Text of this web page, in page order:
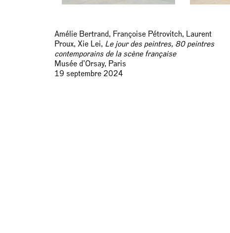
Amélie Bertrand, Françoise Pétrovitch, Laurent
Proux, Xie Lei, Le jour des peintres, 80 peintres
contemporains de la scène française
Musée d’Orsay, Paris
19 septembre 2024